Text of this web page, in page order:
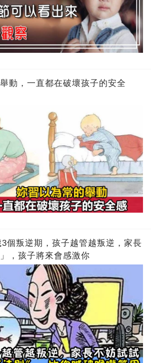
動，一直都在破壞孩子的安全
個叛逆期，孩子越管越叛逆，家長
，孩子將來會感激你